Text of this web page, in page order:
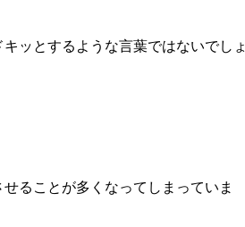
ッとするような言葉ではないでしょ
ることが多くなってしまっていま